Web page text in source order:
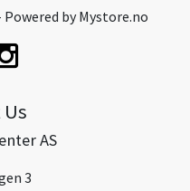
byMystore.no
AS
3